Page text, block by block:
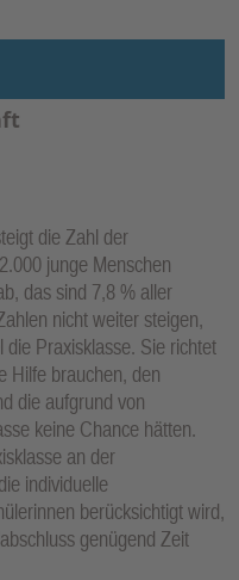
die Zahl der
junge Menschen
das sind 7,8 % aller
nicht weiter steigen,
Praxisklasse. Sie richtet
Hilfe brauchen, den
die aufgrund von
keine Chance hätten.
an der
individuelle
berücksichtigt wird,
genügend Zeit